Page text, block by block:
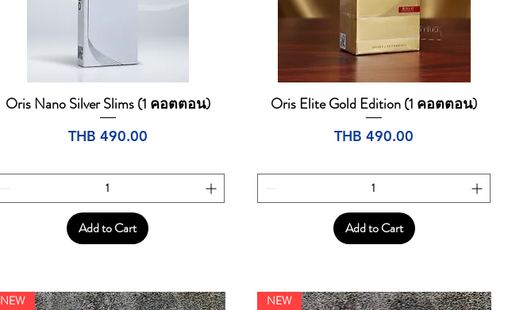
Quick View
Oris Nano Silver Slims (1 คอตตอน)
Price
THB 490.00
Add to Cart
Quick View
Oris Elite Gold Edition (1 คอตตอน)
Price
THB 490.00
Add to Cart
NEW NEW